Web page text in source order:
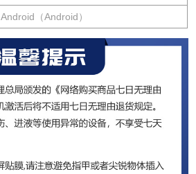
Android（Android）